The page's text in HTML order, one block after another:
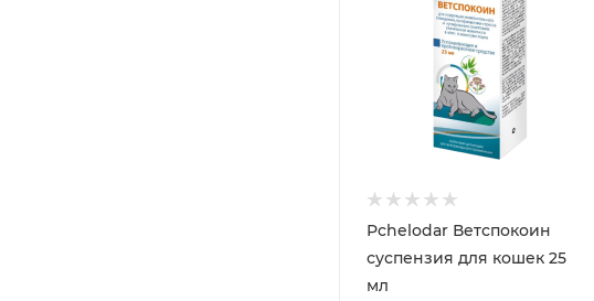
Pchelodar Ветспокоин
суспензия для кошек 25
мл